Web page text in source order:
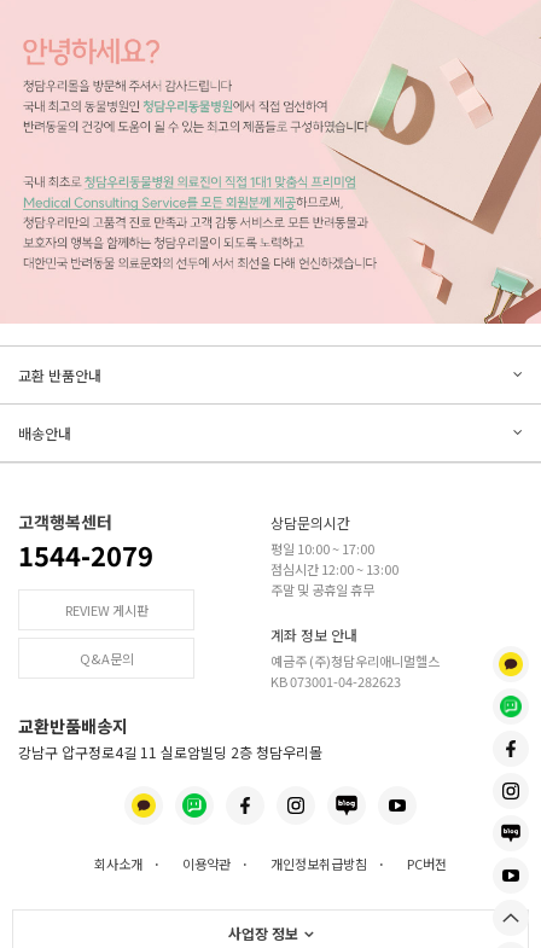
교환 반품안내
배송안내
고객행복센터
1544-2079
REVIEW 게시판
Q&A문의
상담문의시간
평일 10:00 ~ 17:00
점심시간 12:00 ~ 13:00
주말 및 공휴일 휴무
계좌 정보 안내
예금주 (주)청담우리애니멀헬스
KB 073001-04-282623
교환반품배송지
강남구 압구정로4길 11 실로암빌딩 2층 청담우리몰
회사소개 · 이용약관 · 개인정보취급방침 · PC버전
사업장 정보